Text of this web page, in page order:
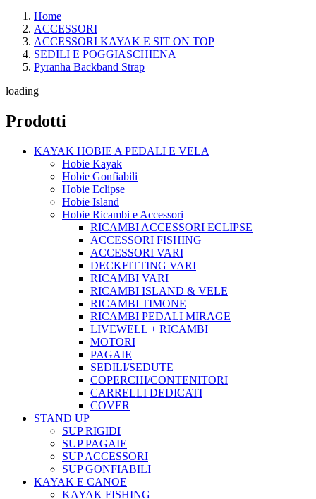
Home
ACCESSORI
ACCESSORI KAYAK E SIT ON TOP
SEDILI E POGGIASCHIENA
Pyranha Backband Strap
loading
Prodotti
KAYAK HOBIE A PEDALI E VELA
Hobie Kayak
Hobie Gonfiabili
Hobie Eclipse
Hobie Island
Hobie Ricambi e Accessori
RICAMBI ACCESSORI ECLIPSE
ACCESSORI FISHING
ACCESSORI VARI
DECKFITTING VARI
RICAMBI VARI
RICAMBI ISLAND & VELE
RICAMBI TIMONE
RICAMBI PEDALI MIRAGE
LIVEWELL + RICAMBI
MOTORI
PAGAIE
SEDILI/SEDUTE
COPERCHI/CONTENITORI
CARRELLI DEDICATI
COVER
STAND UP
SUP RIGIDI
SUP PAGAIE
SUP ACCESSORI
SUP GONFIABILI
KAYAK E CANOE
KAYAK FISHING